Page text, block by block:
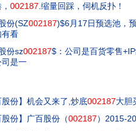
002187 .缩量回踩，伺机反扑！
份(SZ002187)$6月17日预选池，
有看
份sz002187$：公司是百货零售
司是一
股份】 机会又来了,炒底002187大胆
股份】 广百股份（002187）2015-